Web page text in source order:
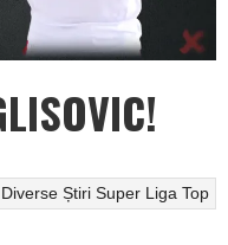
Diverse Știri Super Liga Top